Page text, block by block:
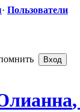
· Пользователи